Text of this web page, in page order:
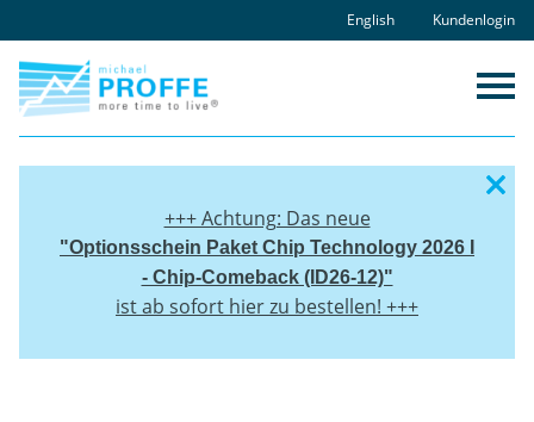
English Kundenlogin
+++ Achtung: Das neue
"Optionsschein Paket Chip Technology 2026 I
- Chip-Comeback (ID26-12)"
ist ab sofort hier zu bestellen! +++